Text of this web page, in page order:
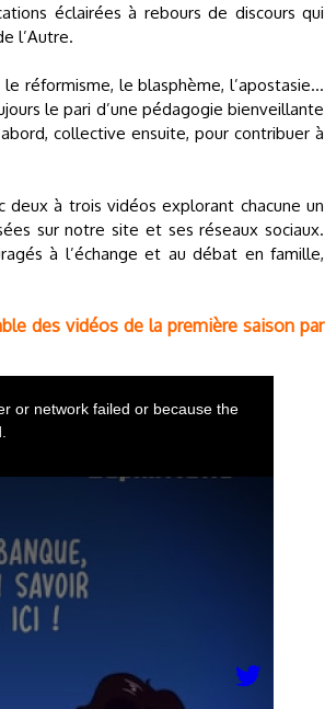
éclairées à rebours de discours qui
l’Autre.
réformisme, le blasphème, l’apostasie...
le pari d’une pédagogie bienveillante
collective ensuite, pour contribuer à
deux à trois vidéos explorant chacune un
sur notre site et ses réseaux sociaux.
à l’échange et au débat en famille,
des vidéos de la première saison par